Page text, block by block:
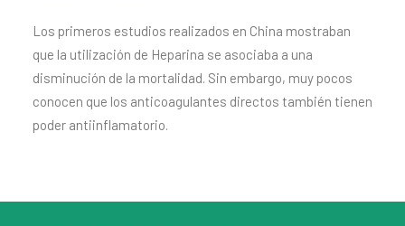
Los primeros estudios realizados en China mostraban
que la utilización de Heparina se asociaba a una
disminución de la mortalidad. Sin embargo, muy pocos
conocen que los anticoagulantes directos también tienen
poder antiinflamatorio.